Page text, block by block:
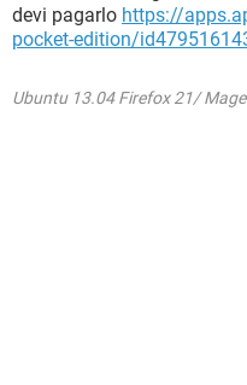
devi pagarlo https://
pocket-edition/
Ubuntu 13.04 Firefox 21/